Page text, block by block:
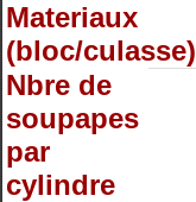
Materiaux
(bloc/culasse)
Nbre de
soupapes
par
cylindre